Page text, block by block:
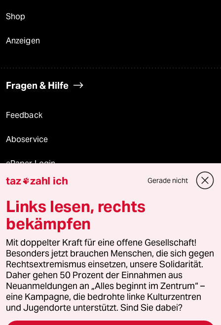
Shop
Anzeigen
Fragen & Hilfe
Feedback
Aboservice
ePaper Login
Downloads für Abonnierende
© 2026 taz Verlags und Vertriebs GmbH
Alle Rechte vorbehalten. Bei rechtlichen Fragen oder für Genehmigungen
wenden Sie sich bitte an
lizenzen@taz.de
Feedback Redaktionsstatut Kommune-Richtlinien
Leitlinie Informant Datenschutz Impressum AGB
taz zahl ich Gerade nicht
Links lesen, rechts
bekämpfen
Mit doppelter Kraft für eine offene Gesellschaft!
Besonders jetzt brauchen Menschen, die sich gegen
Rechtsextremismus einsetzen, unsere Solidarität.
Daher gehen 50 Prozent der Einnahmen aus
Neuanmeldungen an „Alles beginnt im Zentrum“ –
eine Kampagne, die bedrohte linke Kulturzentren
und Jugendorte unterstützt. Sind Sie dabei?